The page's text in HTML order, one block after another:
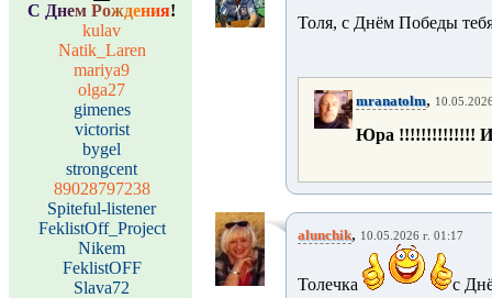
С Днем Рождения!
kulav
Natik_Laren
mariya9
olga27
gimenes
victorist
bygel
strongcent
89028797238
Spiteful-listener
FeklistOff_Project
Nikem
FeklistOFF
Slava72
Толя, с Днём Победы
mranatolm,
Юра !!!!!!!!!!!!!! И
alunchik, 10.05.2026 г. 01:17
Толечка с